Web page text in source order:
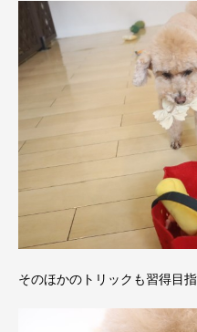
そのほかのトリックも習得目